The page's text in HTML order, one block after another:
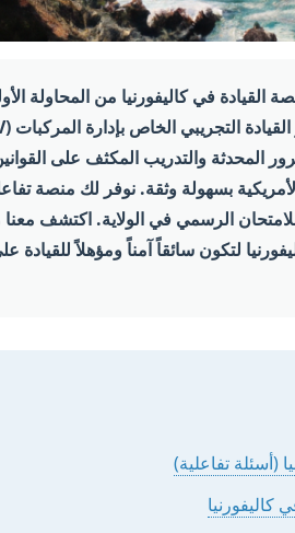
في كاليفورنيا من المحاولة
المحدثة والتدريب المكثف على
بسهولة وثقة. نوفر لك منصة
الرسمي في الولاية. اكتشف معنا
لتكون سائقاً آمناً ومؤهلاً للقيادة